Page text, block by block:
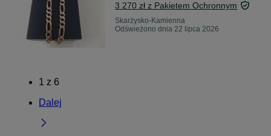
3 270 zł z Pakietem Ochronnym
Skarżysko-Kamienna
Odświeżono dnia 22 lipca 2026
1 z 6
Dalej